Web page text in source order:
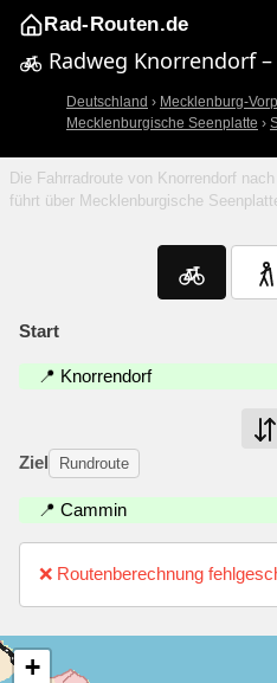
Rad-Routen.de
Radweg Knorrendorf
Deutschland › Mecklenburg-
Mecklenburgische Seenplatte ›
Die Fahrradroute von Knorrendorf
führt über Mecklenburgische
Start
📍 Knorrendorf
Ziel Rundroute
📍 Cammin
❌ Routenberechnung
+